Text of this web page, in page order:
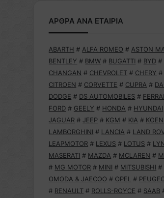
ΑΡΘΡΑ ΑΝΑ ΕΤΑΙΡΙΑ
ABARTH # ALFA ROMEO # ASTON
BENTLEY # BMW # BUGATTI # BYD #
CHANGAN # CHEVROLET # CHERY #
CITROEN # CORVETTE # CUPRA #
DODGE # DS AUTOMOBILES #
FORD # GEELY # HONDA # HYUNDAI
JAGUAR # JEEP # KGM # KIA #
LAMBORGHINI # LANCIA # LAND
LEAPMOTOR # LEXUS # LOTUS #
MASERATI # MAZDA # MCLAREN #
# MG MOTOR # MINI # MITSUBISHI #
OMODA & JAECOO # OPEL #
# RENAULT # ROLLS-ROYCE # SAAB